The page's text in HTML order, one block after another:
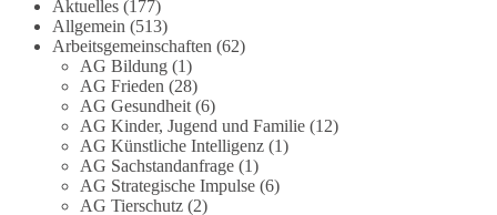
aufgearbeitet.
Auch in Deutschland warten viele Menschen bis
heute auf Antworten:
❓ Wie wurden politische Entscheidungen
getroffen?
❓ Welche Maßnahmen waren notwendig und
Aktuelles(177)
Allgemein (513)
Arbeitsgemeinschaften (62)
AG Bildung(1)
AG Frieden (28)
AG Gesundheit(6)
AG Kinder, Jugend und Familie(12)
AG Künstliche Intelligenz(1)
AG Sachstandanfrage(1)
AG Strategische Impulse(6)
AG Tierschutz(2)